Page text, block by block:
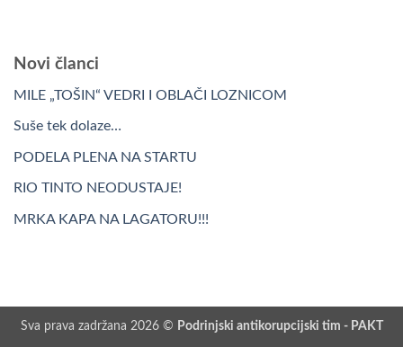
Novi članci
MILE „TOŠIN“ VEDRI I OBLAČI LOZNICOM
Suše tek dolaze…
PODELA PLENA NA STARTU
RIO TINTO NEODUSTAJE!
MRKA KAPA NA LAGATORU!!!
Sva prava zadržana 2026 © Podrinjski antikorupcijski tim - PAKT